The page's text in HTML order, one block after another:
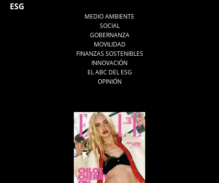
ESG
MEDIO AMBIENTE
SOCIAL
GOBERNANZA
MOVILIDAD
FINANZAS SOSTENIBLES
INNOVACIÓN
EL ABC DEL ESG
OPINIÓN